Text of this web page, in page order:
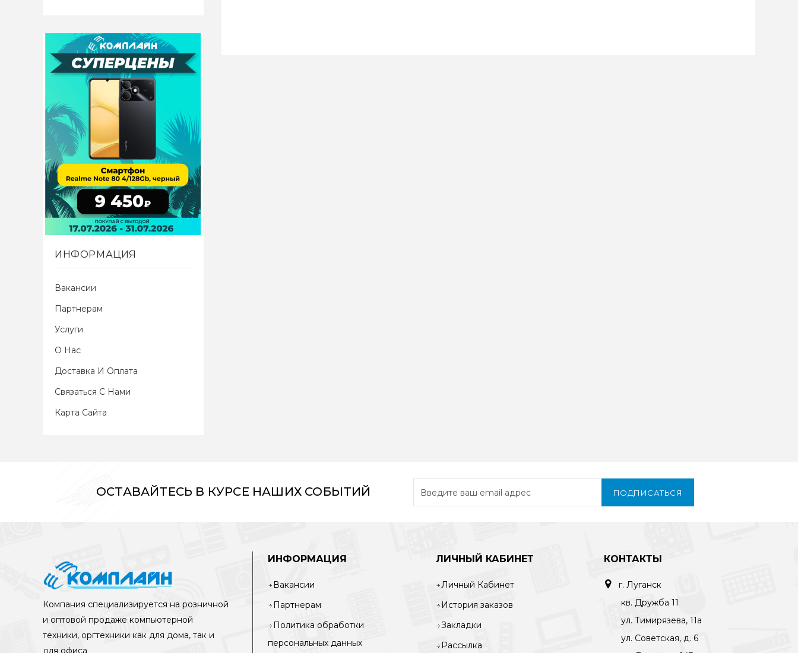
ИНФОРМАЦИЯ
Вакансии
Партнерам
Услуги
О Нас
Доставка И Оплата
Связаться С Нами
Карта Сайта
ОСТАВАЙТЕСЬ В КУРСЕ НАШИХ СОБЫТИЙ ПОДПИСАТЬСЯ
Компания специализируется на розничной
и оптовой продаже компьютерной
техники, оргтехники как для дома, так и
для офиса
ИНФОРМАЦИЯ
Вакансии
Партнерам
Политика обработки
персональных данных
ЛИЧНЫЙ КАБИНЕТ
Личный Кабинет
История заказов
Закладки
Рассылка
КОНТАКТЫ
г. Луганск
кв. Дружба 11
ул. Тимирязева, 11а
ул. Советская, д. 6